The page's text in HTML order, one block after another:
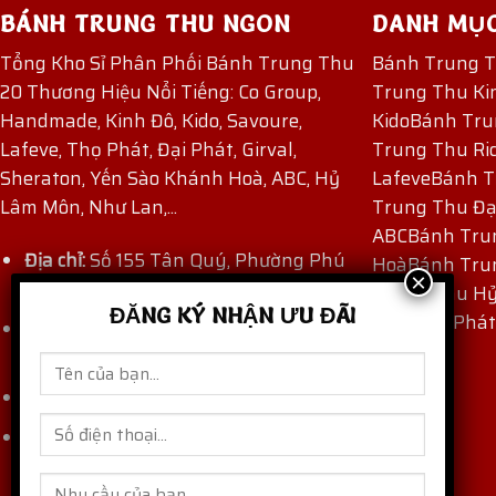
BÁNH TRUNG THU NGON
Tổng Kho Sỉ Phân Phối Bánh Trung Thu
20 Thương Hiệu Nổi Tiếng: Co Group,
Handmade, Kinh Đô, Kido, Savoure,
Lafeve, Thọ Phát, Đại Phát, Girval,
Sheraton, Yến Sào Khánh Hoà, ABC, Hỷ
Lâm Môn, Như Lan,...
Địa chỉ:Số 155 Tân Quý, Phường Phú
Thọ Hòa, TP Hồ Chí Minh, Việt Nam.
(+84) 909 171 971-(+84) 862
871 872
Email:thaocogroup@gmail.com
Website:banhtrungthungon.com
DANH
Bánh Trung
Trung Thu
KidoBánh
Trung Thu
LafeveBánh
Trung Thu
ABCBánh
HoàBánh
Trung Thu
Thu Thọ Phát
ĐĂNG KÝ NHẬN ƯU ĐÃI